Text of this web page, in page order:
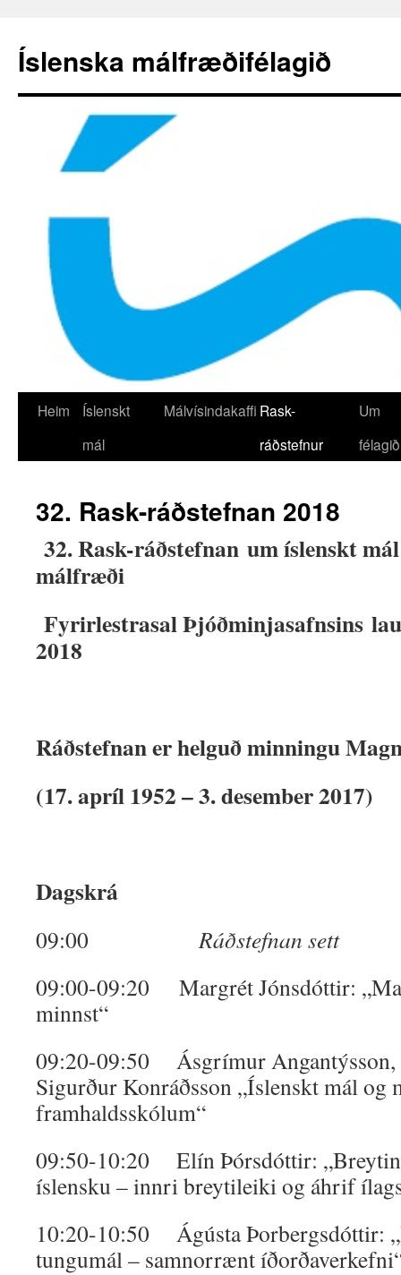
efni
Íslenska málfræðifélagið
Heim
Íslenskt
mál
Málvísindakaffi Rask-
ráðstefnur
Um
félagið
32. Rask-ráðstefnan 2018
32.Rask-ráðstefnan um íslenskt
málfræði
Fyrirlestrasal Þjóðminjasafnsins
2018
Ráðstefnan er helguð minningu
(17. apríl 1952 – 3. desember 2017)
Dagskrá
09:00Ráðstefnan sett
09:00-09:20 Margrét Jónsdóttir:
minnst“
09:20-09:50 Ásgrímur Angantýsson,
Sigurður Konráðsson „Íslenskt mál
framhaldsskólum“
09:50-10:20 Elín Þórsdóttir:
íslensku – innri breytileiki og áhrif
10:20-10:50 Ágústa Þorbergsdóttir:
tungumál – samnorrænt